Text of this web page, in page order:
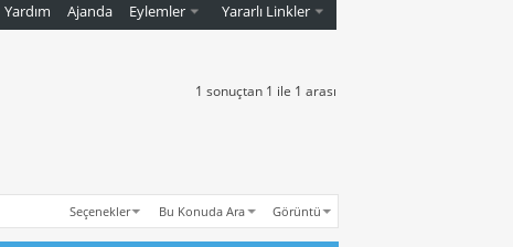
Yardım Ajanda Eylemler Yararlı Linkler
1 sonuçtan 1 ile 1 arası
Seçenekler Bu Konuda Ara Görüntü